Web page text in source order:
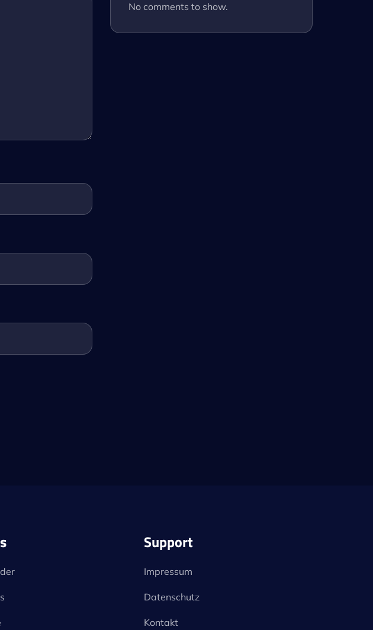
No comments to show.
Support
Impressum
Datenschutz
Kontakt